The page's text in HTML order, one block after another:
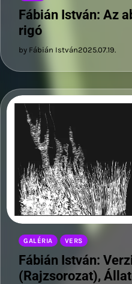
Fábián István: Az
rigó
by Fábián István2025.07.19.
GALÉRIA VERS
Fábián István:
(Rajzsorozat),